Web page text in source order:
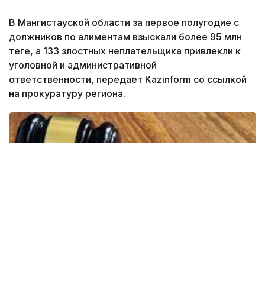
В Мангистауской области за первое полугодие с
должников по алиментам взыскали более 95 млн
теңге, а 133 злостных неплательщика привлекли к
уголовной и административной
ответственности, передает Kazinform со ссылкой
на прокуратуру региона.